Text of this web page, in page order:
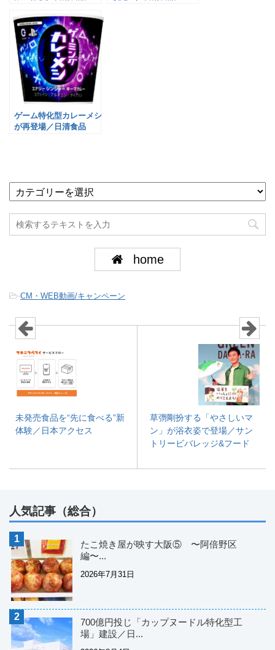
ゲーム特化型カレーメシ
が再登場／日清食品
home
-CM・WEB動画/キャンペーン
未発売食品を“先に食べる”新
体験／日本アクセス
草彅剛扮する「やさしいマ
ン」が浴衣姿で登場／サン
トリービバレッジ&フード
人気記事（総合）
たこ焼き屋が映す大阪⑤ 〜阿倍野区
編〜...
2026年7月31日
700億円投じ「カップヌードル特化型工
場」建設／日...